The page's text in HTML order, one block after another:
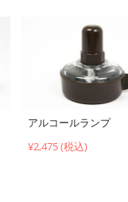
アルコールランプ
¥2,475 (税込)